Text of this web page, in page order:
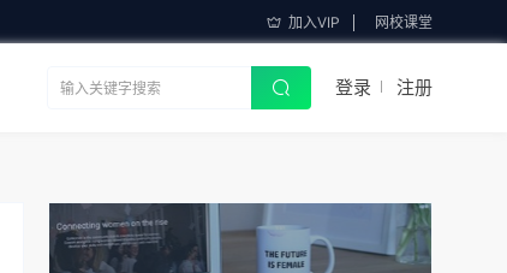
加入VIP 网校课堂
登录 注册